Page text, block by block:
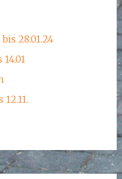
28.01.24